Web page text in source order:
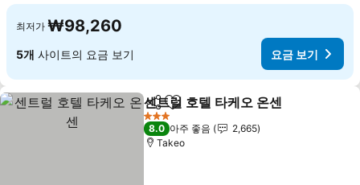
최저가 ₩98,260
5개 사이트의 요금 보기 요금 보기
공유 즐겨찾기에 추가
센트럴 호텔 타케오 온센
3 성급
8.0 아주 좋음
2,665
Takeo